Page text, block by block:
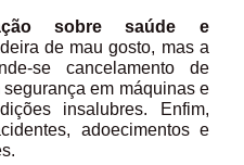
sobre saúde e
de mau gosto, mas a
se cancelamento de
em máquinas e
insalubres. Enfim,
adoecimentos e